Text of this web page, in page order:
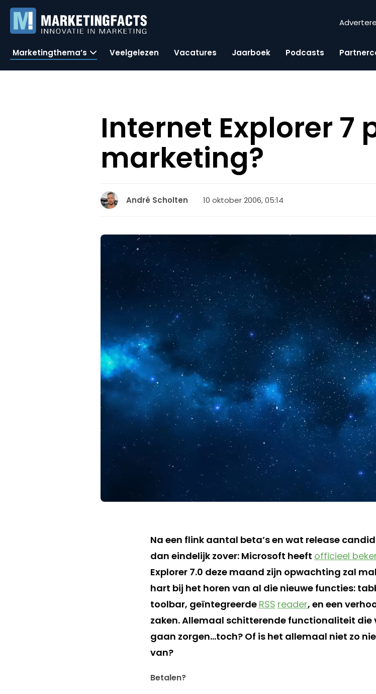
Marketingthema’s Veelgelezen Vacatures Jaarboek Podcasts
Internet Explorer 7
marketing?
André Scholten 10 oktober 2006, 05:14
Na een flink aantal beta’s en wat release
dan eindelijk zover: Microsoft heeft officieel
Explorer 7.0 deze maand zijn opwachting zal
hart bij het horen van al die nieuwe functies:
toolbar, geïntegreerde RSS reader, en een
zaken. Allemaal schitterende functionaliteit die
gaan zorgen…toch? Of is het allemaal niet zo
van?
Betalen?